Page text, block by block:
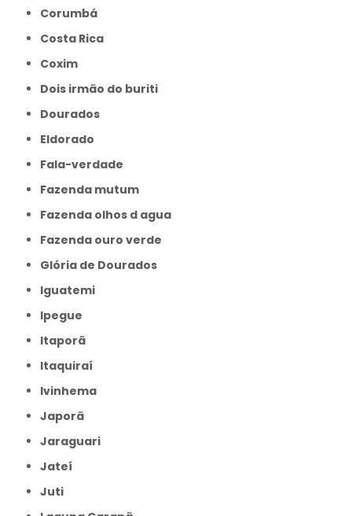
Corumbá
Costa Rica
Coxim
Dois irmão do buriti
Dourados
Eldorado
Fala-verdade
Fazenda mutum
Fazenda olhos d agua
Fazenda ouro verde
Glória de Dourados
Iguatemi
Ipegue
Itaporã
Itaquiraí
Ivinhema
Japorã
Jaraguari
Jateí
Juti